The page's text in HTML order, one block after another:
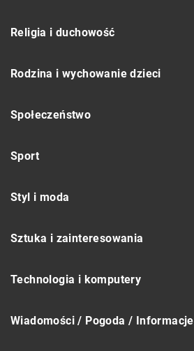
Religia i duchowość
Rodzina i wychowanie dzieci
Społeczeństwo
Sport
Styl i moda
Sztuka i zainteresowania
Technologia i komputery
Wiadomości / Pogoda / Informacje